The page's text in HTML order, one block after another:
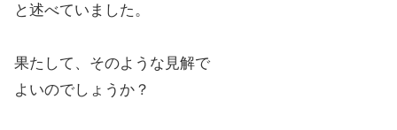
と述べていました。
果たして、そのような見解で
よいのでしょうか？